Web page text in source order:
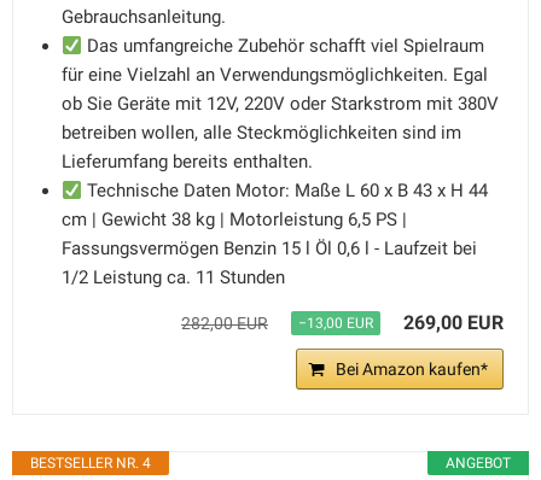
Gebrauchsanleitung.
Das umfangreiche Zubehör schafft viel Spielraum
für eine Vielzahl an Verwendungsmöglichkeiten. Egal
ob Sie Geräte mit 12V, 220V oder Starkstrom mit 380V
betreiben wollen, alle Steckmöglichkeiten sind im
Lieferumfang bereits enthalten.
Technische Daten Motor: Maße L 60 x B 43 x H 44
cm | Gewicht 38 kg | Motorleistung 6,5 PS |
Fassungsvermögen Benzin 15 l Öl 0,6 l - Laufzeit bei
1/2 Leistung ca. 11 Stunden
282,00 EUR −13,00 EUR 269,00 EUR
Bei Amazon kaufen*
ANGEBOT
BESTSELLER NR. 4